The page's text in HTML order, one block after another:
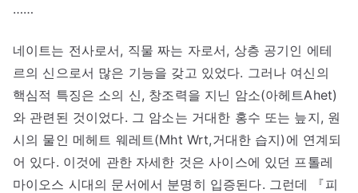
……
네이트는 전사로서, 직물 짜는 자로서, 상층 공기인 에테
르의 신으로서 많은 기능을 갖고 있었다. 그러나 여신의
핵심적 특징은 소의 신, 창조력을 지닌 암소(아헤트Ahet)
와 관련된 것이었다. 그 암소는 거대한 홍수 또는 늪지, 원
시의 물인 메헤트 웨레트(Mht Wrt,거대한 습지)에 연계되
어 있다. 이것에 관한 자세한 것은 사이스에 있던 프톨레
마이오스 시대의 문서에서 분명히 입증된다. 그런데 『피